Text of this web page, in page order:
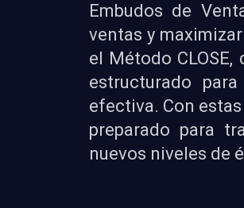
Embudos de
ventas y
el Método
estructurado
efectiva. Con
preparado para
nuevos niveles de